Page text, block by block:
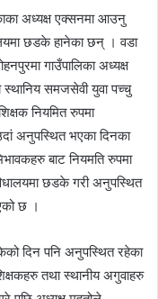
अध्यक्ष एक्सनमा आउनु
छडके हानेका छन् । वडा
गाउँपालिका अध्यक्ष
समजसेवी युवा पच्चु
नियमित रुपमा
अनुपस्थित भएका दिनका
बाट नियमति रुपमा
छडके गरी अनुपस्थित
छ ।
दिन पनि अनुपस्थित रहेका
तथा स्थानीय अगुवाहरु